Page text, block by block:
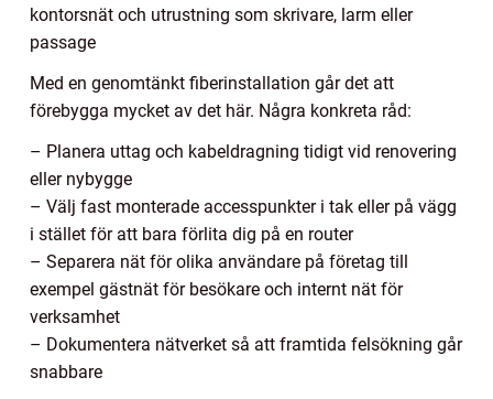
kontorsnät och utrustning som skrivare, larm eller
passage
Med en genomtänkt fiberinstallation går det att
förebygga mycket av det här. Några konkreta råd:
– Planera uttag och kabeldragning tidigt vid renovering
eller nybygge
– Välj fast monterade accesspunkter i tak eller på vägg
i stället för att bara förlita dig på en router
– Separera nät för olika användare på företag till
exempel gästnät för besökare och internt nät för
verksamhet
– Dokumentera nätverket så att framtida felsökning går
snabbare